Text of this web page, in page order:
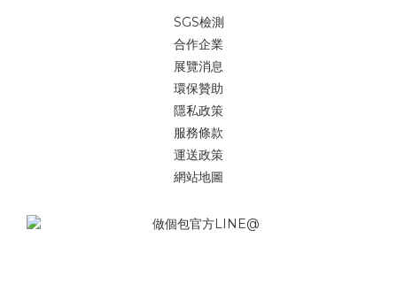
SGS檢測
合作企業
展覽消息
環保贊助
隱私政策
服務條款
運送政策
網站地圖